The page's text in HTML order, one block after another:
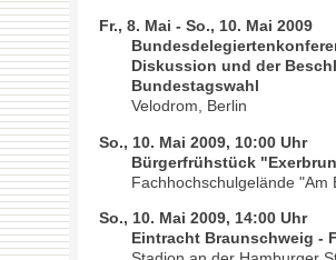
Fr., 8. Mai - So., 10. Mai 2009
Diskussion und der
Bundestagswahl
Velodrom, Berlin
So., 10. Mai 2009, 10:00 Uhr
Bürgerfrühstück
Fachhochschulgelände "Am
So., 10. Mai 2009, 14:00 Uhr
Eintracht Braunschweig -